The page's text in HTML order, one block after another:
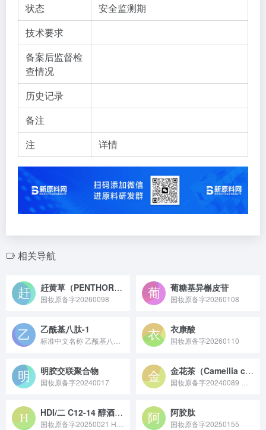
状态
安全监测期
技术要求
备案后监督检
查情况
历史记录
备注
注
详情
相关导航
赶黄草（PENTHORUM CHINENSE）叶/茎提取物
国妆原备字20260098
葡糖基异槲皮苷
国妆原备字20260108
乙酰基八肽-1 衣康酸
国妆原备字20260110
明胶交联聚合物
国妆原备字20240017
金花茶（Camellia chrysantha）花提取物
HDI/二 C12-14 醇酒石酸酯/氢化二聚亚油醇共聚物 阿胶肽
国妆原备字20250155